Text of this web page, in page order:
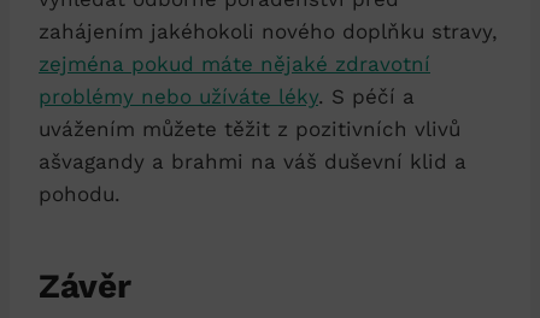
zahájením jakéhokoli nového doplňku stravy,
zejména pokud máte nějaké zdravotní
problémy nebo užíváte léky. S péčí a
uvážením můžete těžit z pozitivních vlivů
ašvagandy a brahmi na váš duševní klid a
pohodu.
Závěr